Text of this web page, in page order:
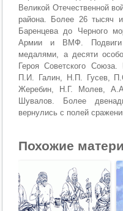
Великой Отечественной
района. Более 26 тысяч
Баренцева до Черного
Армии и ВМФ. Подвиги
медалями, а десяти
Героя Советского
П.И. Галин, Н.П. Гусев,
Жеребин, Н.Г. Молев,
Шувалов. Более
вернулись с полей
Похожие